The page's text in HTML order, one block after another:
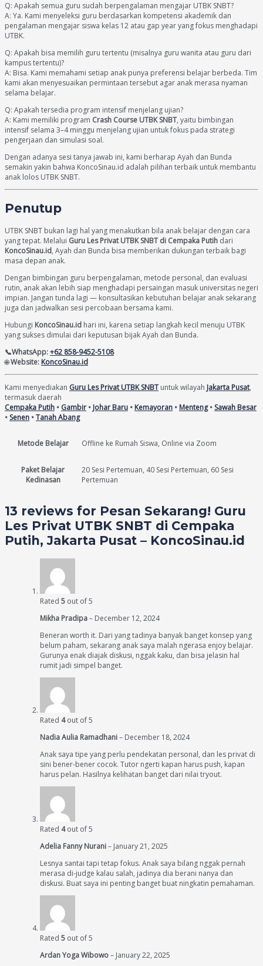
Q: Apakah semua guru sudah berpengalaman mengajar UTBK SNBT?
A: Ya. Kami menyeleksi guru berdasarkan kompetensi akademik dan
pengalaman mengajar siswa kelas 12 atau gap year yang fokus menghadapi
UTBK.
Q: Apakah bisa memilih guru tertentu (misalnya guru wanita atau guru dari
kampus tertentu)?
A: Bisa. Kami memahami setiap anak punya preferensi belajar berbeda. Tim
kami akan menyesuaikan permintaan tersebut agar anak merasa nyaman
selama belajar.
Q: Apakah tersedia program intensif menjelang ujian?
A: Kami memiliki program Crash Course UTBK SNBT, yaitu bimbingan
intensif selama 3–4 minggu menjelang ujian untuk fokus pada strategi
pengerjaan dan simulasi soal.
Dengan adanya sesi tanya jawab ini, kami berharap Ayah dan Bunda
semakin yakin bahwa KoncoSinau.id adalah pilihan terbaik untuk membantu
anak lolos UTBK SNBT.
Penutup
UTBK SNBT bukan lagi hal yang menakutkan bila anak belajar dengan cara
yang tepat. Melalui Guru Les Privat UTBK SNBT di Cempaka Putih dari
KoncoSinau.id, Ayah dan Bunda bisa memberikan dukungan terbaik bagi
masa depan anak.
Dengan bimbingan guru berpengalaman, metode personal, dan evaluasi
rutin, anak akan lebih siap menghadapi persaingan masuk universitas negeri
impian. Jangan tunda lagi — konsultasikan kebutuhan belajar anak sekarang
juga dan jadwalkan sesi percobaan bersama kami.
Hubungi KoncoSinau.id hari ini, karena setiap langkah kecil menuju UTBK
yang sukses dimulai dari keputusan bijak Ayah dan Bunda.
📞WhatsApp:+62 858-9452-5108
🌐Website: KoncoSinau.id
Kami menyediakan Guru Les Privat UTBK SNBT untuk wilayah Jakarta Pusat,
termasuk daerah
Cempaka Putih • Gambir • Johar Baru • Kemayoran • Menteng• Sawah Besar
• Senen •Tanah Abang
Metode Belajar Offline ke Rumah Siswa, Online via Zoom
Paket Belajar
Kedinasan
20 Sesi Pertemuan, 40 Sesi Pertemuan, 60 Sesi
Pertemuan
13 reviews for Pesan Sekarang! Guru
Les Privat UTBK SNBT di Cempaka
Putih, Jakarta Pusat – KoncoSinau.id
Rated 5 out of 5
Mikha Pradipa– December 12, 2024
Beneran worth it. Dari yang tadinya banyak banget konsep yang
belum paham, sekarang anak saya malah ngerasa enjoy belajar.
Gurunya enak diajak diskusi, nggak kaku, dan bisa jelasin hal
rumit jadi simpel banget.
Rated 4out of 5
Nadia Aulia Ramadhani– December 18, 2024
Anak saya tipe yang perlu pendekatan personal, dan les privat di
sini bener-bener cocok. Tutor ngerti kapan harus push, kapan
harus pelan. Hasilnya kelihatan banget dari nilai tryout.
Rated 4out of 5
Adelia Fanny Nurani– January 21, 2025
Lesnya santai tapi tetap fokus. Anak saya bilang nggak pernah
merasa di-judge kalau salah, jadinya dia berani nanya dan
diskusi. Buat saya ini penting banget buat ningkatin pemahaman.
Rated 5 out of 5
Ardan Yoga Wibowo– January 22, 2025